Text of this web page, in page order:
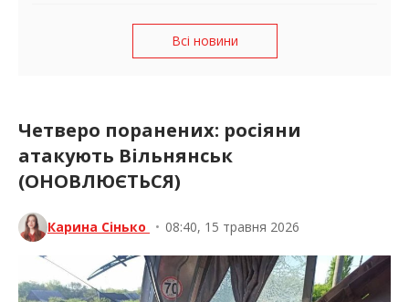
Всі новини
Четверо поранених: росіяни
атакують Вільнянськ
(ОНОВЛЮЄТЬСЯ)
Карина Сінько • 08:40, 15 травня 2026